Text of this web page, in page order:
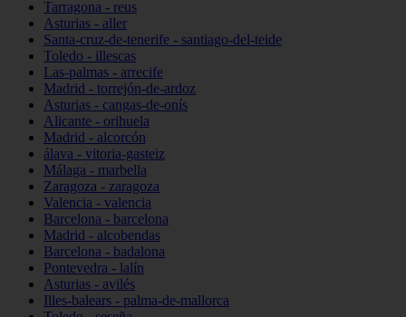
Tarragona - reus
Asturias - aller
Santa-cruz-de-tenerife - santiago-del-teide
Toledo - illescas
Las-palmas - arrecife
Madrid - torrejón-de-ardoz
Asturias - cangas-de-onís
Alicante - orihuela
Madrid - alcorcón
álava - vitoria-gasteiz
Málaga - marbella
Zaragoza - zaragoza
Valencia - valencia
Barcelona - barcelona
Madrid - alcobendas
Barcelona - badalona
Pontevedra - lalín
Asturias - avilés
Illes-balears - palma-de-mallorca